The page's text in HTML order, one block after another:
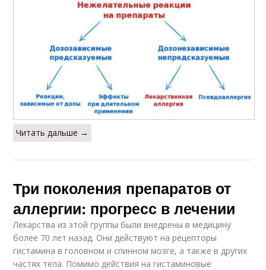
Читать дальше →
Три поколения препаратов от
аллергии: прогресс в лечении
Лекарства из этой группы были внедрены в медицину
более 70 лет назад. Они действуют на рецепторы
гистамина в головном и спинном мозге, а также в других
частях тела. Помимо действия на гистаминовые